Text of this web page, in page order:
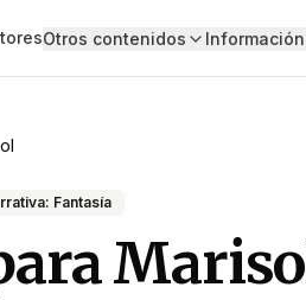
Otros contenidos Información
Fantasía